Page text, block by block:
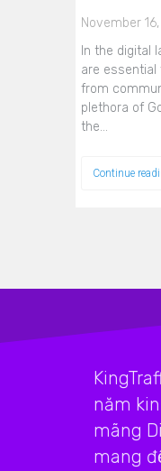
November
In the digital
are essential
from
plethora of
the…
Continue
năm
mãng
mang